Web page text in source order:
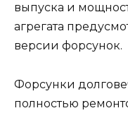
выпуска и
агрегата
версии форсунок.
Форсунки
полностью